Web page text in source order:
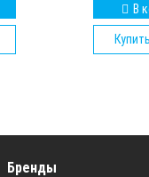
В
Бренды